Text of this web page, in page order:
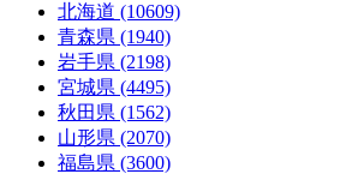
北海道 (10609)
青森県 (1940)
岩手県 (2198)
宮城県 (4495)
秋田県 (1562)
山形県 (2070)
福島県 (3600)